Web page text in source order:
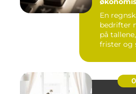
En
bedrifter
på
frister og